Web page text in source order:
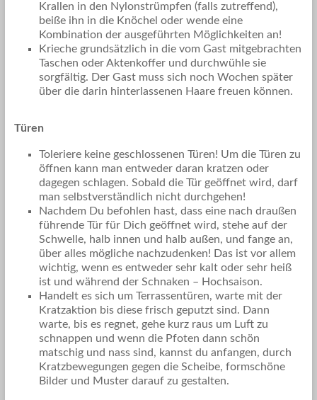
Krallen in den Nylonstrümpfen (falls zutreffend),
beiße ihn in die Knöchel oder wende eine
Kombination der ausgeführten Möglichkeiten an!
Krieche grundsätzlich in die vom Gast mitgebrachten
Taschen oder Aktenkoffer und durchwühle sie
sorgfältig. Der Gast muss sich noch Wochen später
über die darin hinterlassenen Haare freuen können.
Türen
Toleriere keine geschlossenen Türen! Um die Türen zu
öffnen kann man entweder daran kratzen oder
dagegen schlagen. Sobald die Tür geöffnet wird, darf
man selbstverständlich nicht durchgehen!
Nachdem Du befohlen hast, dass eine nach draußen
führende Tür für Dich geöffnet wird, stehe auf der
Schwelle, halb innen und halb außen, und fange an,
über alles mögliche nachzudenken! Das ist vor allem
wichtig, wenn es entweder sehr kalt oder sehr heiß
ist und während der Schnaken – Hochsaison.
Handelt es sich um Terrassentüren, warte mit der
Kratzaktion bis diese frisch geputzt sind. Dann
warte, bis es regnet, gehe kurz raus um Luft zu
schnappen und wenn die Pfoten dann schön
matschig und nass sind, kannst du anfangen, durch
Kratzbewegungen gegen die Scheibe, formschöne
Bilder und Muster darauf zu gestalten.